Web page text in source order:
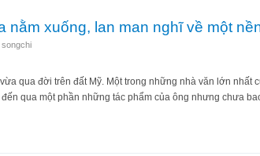
nằm xuống, lan man nghĩ về một
songchi
qua đời trên đất Mỹ. Một trong những nhà văn lớn nhất
qua một phần những tác phẩm của ông nhưng chưa